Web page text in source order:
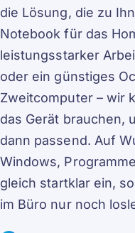
die Lösung, die zu
Notebook für das
leistungsstarker
oder ein günstiges
Zweitcomputer – wir
das Gerät brauchen,
dann passend. Auf
Windows,
gleich startklar ein,
im Büro nur noch